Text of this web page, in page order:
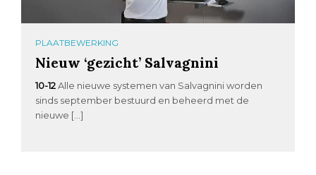
PLAATBEWERKING
Nieuw ‘gezicht’ Salvagnini
10-12 Alle nieuwe systemen van Salvagnini worden
sinds september bestuurd en beheerd met de
nieuwe […]